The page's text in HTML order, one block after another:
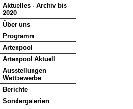
Aktuelles - Archiv bis
2020
Über uns
Programm
Artenpool
Artenpool Aktuell
Ausstellungen
Wettbewerbe
Berichte
Sondergalerien